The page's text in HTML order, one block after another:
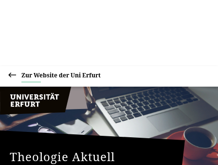
Zur Website der Uni Erfurt
Theologie Aktuell